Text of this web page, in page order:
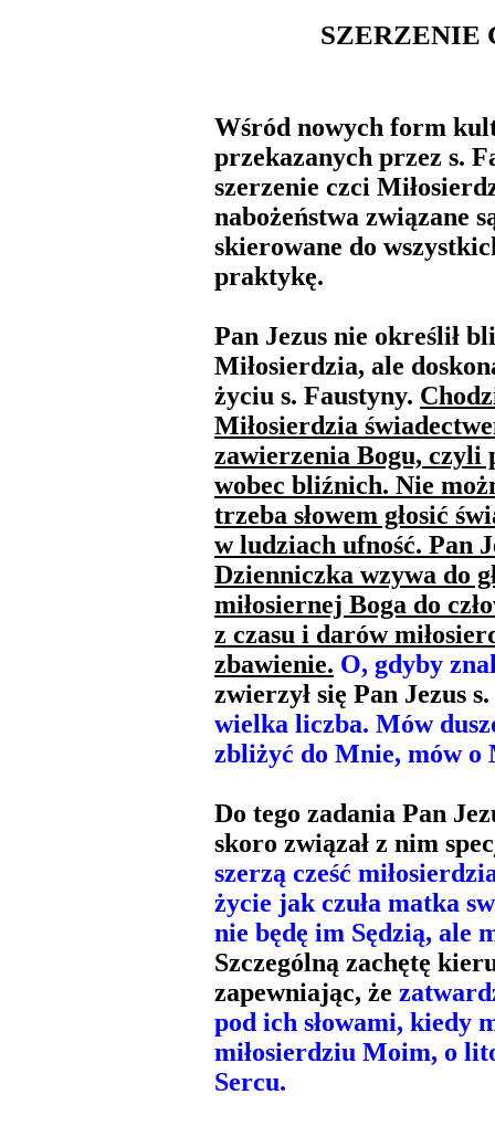
SZERZENIE
Wśród nowych form
przekazanych przez s.
szerzenie czci
nabożeństwa związane
skierowane do
praktykę.
Pan Jezus nie określił
Miłosierdzia, ale
życiu s. Faustyny.
Miłosierdzia
zawierzenia Bogu, czyli
wobec bliźnich. Nie
trzeba słowem głosić
w ludziach ufność. Pan
Dzienniczka wzywa do
miłosiernej Boga do
z czasu i darów
zbawienie. O, gdyby
zwierzył się Pan Jezus
wielka liczba. Mów
zbliżyć do Mnie, mów
Do tego zadania Pan
skoro związał z nim
szerzą cześć
życie jak czuła matka
nie będę im Sędzią, ale
Szczególną zachętę
zapewniając, że
pod ich słowami, kiedy
miłosierdziu Moim, o
Sercu.